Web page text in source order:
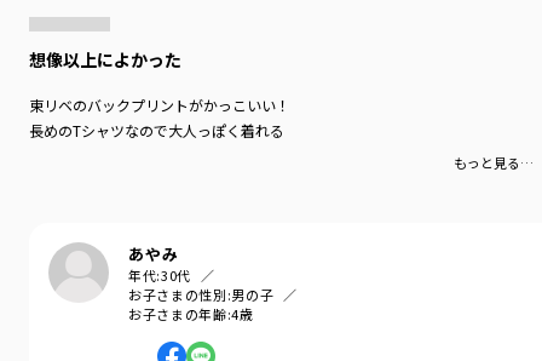
想像以上によかった
東リベのバックプリントがかっこいい！
長めのTシャツなので大人っぽく着れる
もっと見る…
あやみ
年代:30代
お子さまの性別:男の子
お子さまの年齢:4歳